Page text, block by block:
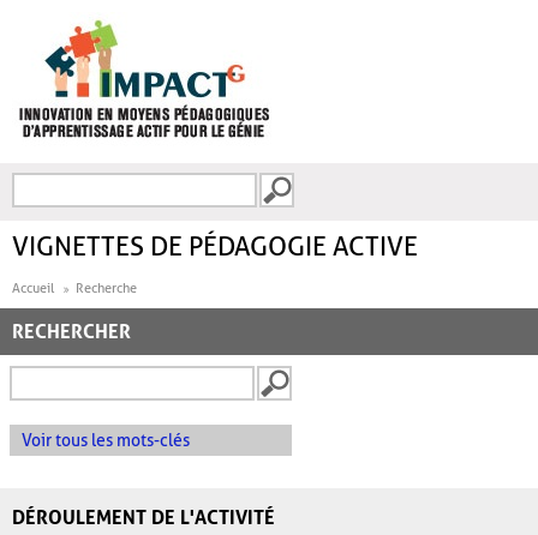
FORMULAIRE DE
VIGNETTES DE PÉDAGOGIE ACTIVE
Accueil Recherche
RECHERCHER
Voir tous les mots-clés
DÉROULEMENT DE L'ACTIVITÉ